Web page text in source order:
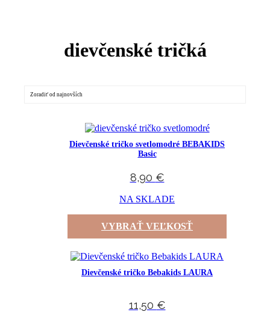
dievčenské tričká
Dievčenské tričko svetlomodré BEBAKIDS
Basic
8,90 €
NA SKLADE
VYBRAŤ VEĽKOSŤ
Dievčenské tričko Bebakids LAURA
11,50 €